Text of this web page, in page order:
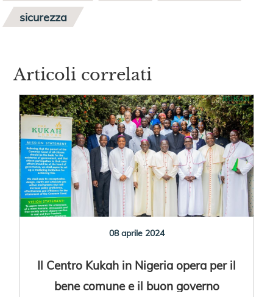
sicurezza
Articoli correlati
08 aprile 2024
Il Centro Kukah in Nigeria opera per il
bene comune e il buon governo